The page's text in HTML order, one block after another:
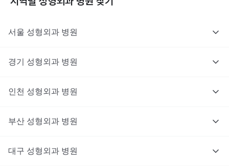
서울 성형외과 병원
경기 성형외과 병원
인천 성형외과 병원
부산 성형외과 병원
대구 성형외과 병원